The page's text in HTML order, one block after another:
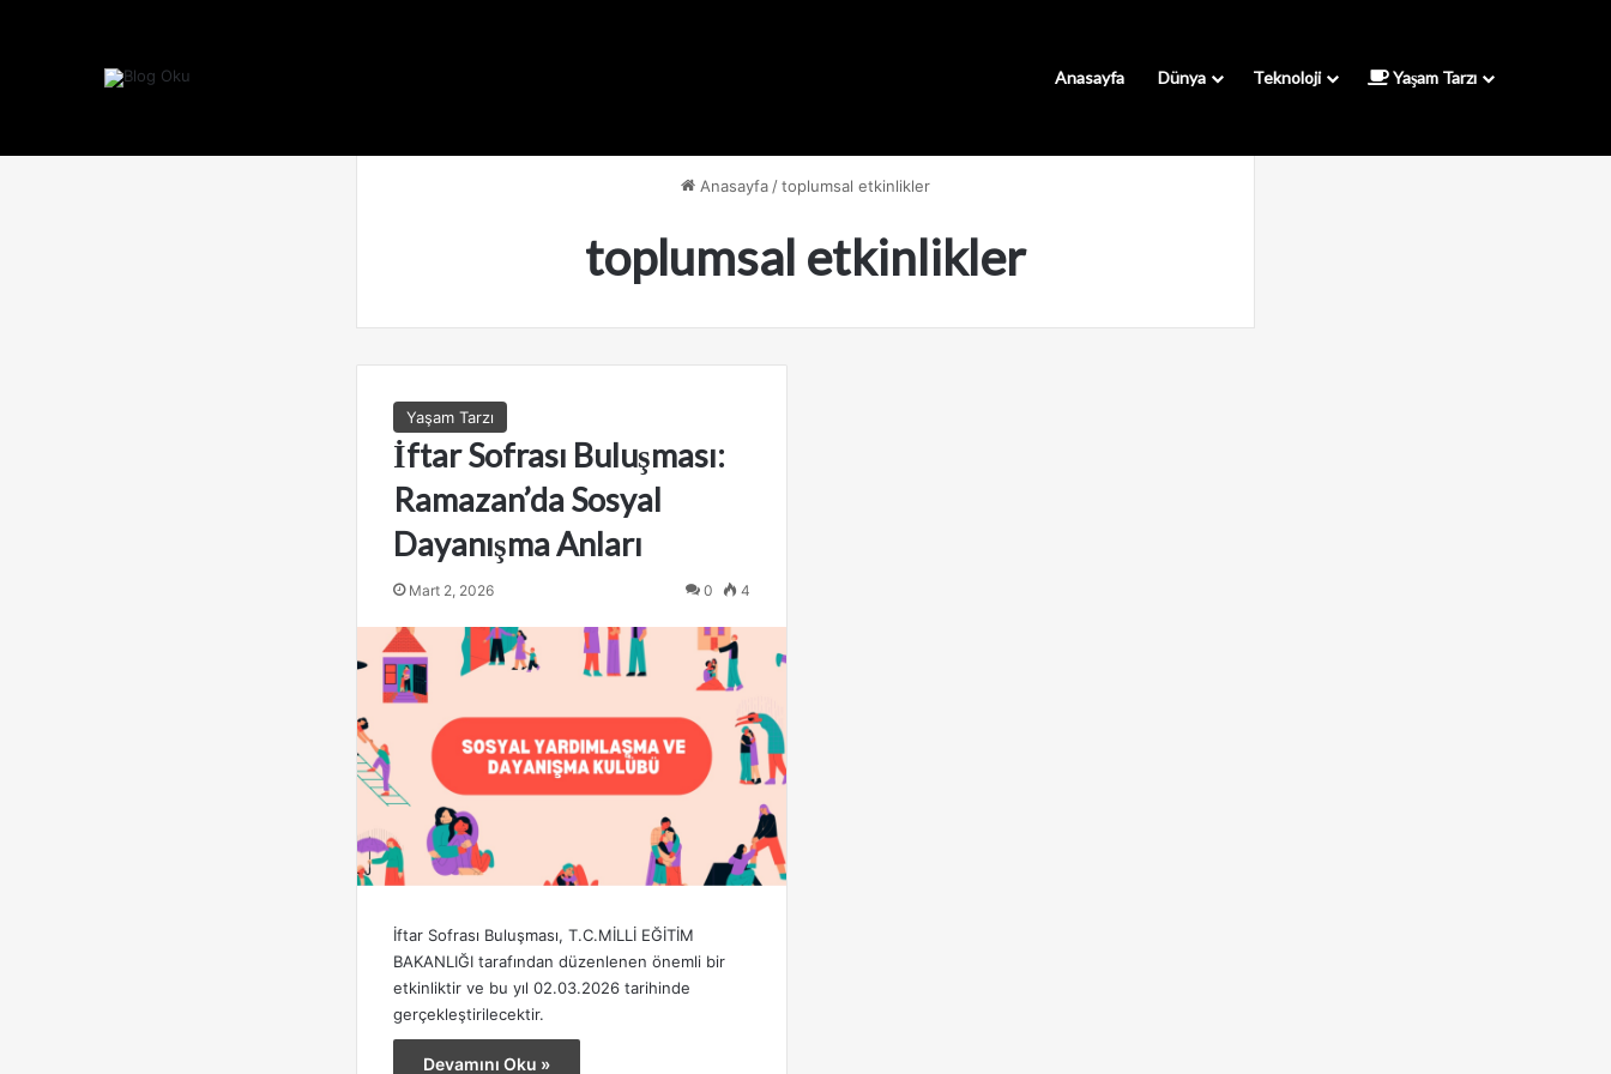
Anasayfa Dünya Teknoloji Yaşam Tarzı
Anasayfa /toplumsal etkinlikler
toplumsal etkinlikler
Yaşam Tarzı
İftar Sofrası Buluşması:
Ramazan’da Sosyal
Dayanışma Anları
Mart 2, 2026 0 4
İftar Sofrası Buluşması, T.C.MİLLİ EĞİTİM
BAKANLIĞI tarafından düzenlenen önemli bir
etkinliktir ve bu yıl 02.03.2026 tarihinde
gerçekleştirilecektir.
Devamını Oku »